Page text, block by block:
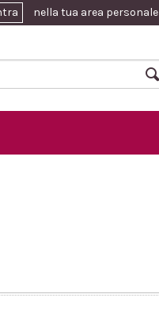
nella tua area personale